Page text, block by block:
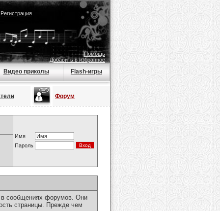
Регистрация
Помощь
Добавить в избранное
Видео приколы Flash-игры
Форум
Имя
Пароль
в сообщениях форумов. Они
страницы. Прежде чем